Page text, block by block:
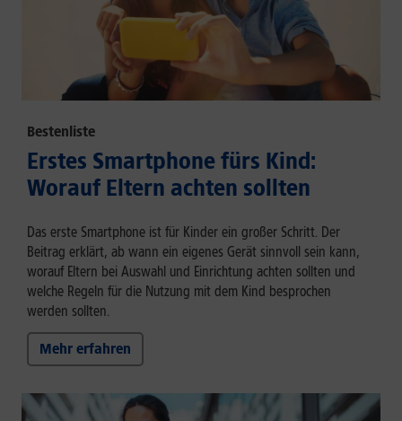
Bestenliste
Erstes Smartphone fürs Kind:
Worauf Eltern achten sollten
Das erste Smartphone ist für Kinder ein großer Schritt. Der
Beitrag erklärt, ab wann ein eigenes Gerät sinnvoll sein kann,
worauf Eltern bei Auswahl und Einrichtung achten sollten und
welche Regeln für die Nutzung mit dem Kind besprochen
werden sollten.
Mehr erfahren